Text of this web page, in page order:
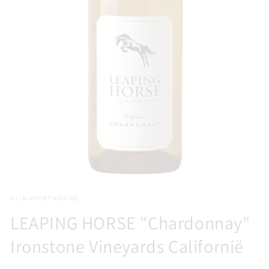
openen
modaal
WIJNIMPORT KOVINO
LEAPING HORSE "Chardonnay"
Ironstone Vineyards Californië